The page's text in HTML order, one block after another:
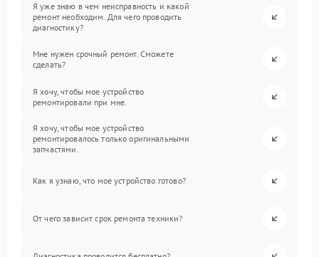
Я уже знаю в чем неисправность и какой
ремонт необходим. Для чего проводить
диагностику?
Мне нужен срочный ремонт. Сможете
сделать?
Я хочу, чтобы мое устройство
ремонтировали при мне.
Я хочу, чтобы мое устройство
ремонтировалось только оригинальными
запчастями.
Как я узнаю, что мое устройство готово?
От чего зависит срок ремонта техники?